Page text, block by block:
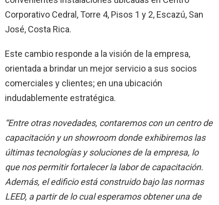
Corporativo Cedral, Torre 4, Pisos 1 y 2, Escazú, San
José, Costa Rica.
Este cambio responde a la visión de la empresa,
orientada a brindar un mejor servicio a sus socios
comerciales y clientes; en una ubicación
indudablemente estratégica.
“Entre otras novedades, contaremos con un centro de
capacitación y un showroom donde exhibiremos las
últimas tecnologías y soluciones de la empresa, lo
que nos permitir fortalecer la labor de capacitación.
Además, el edificio está construido bajo las normas
LEED, a partir de lo cualesperamos obtener una de